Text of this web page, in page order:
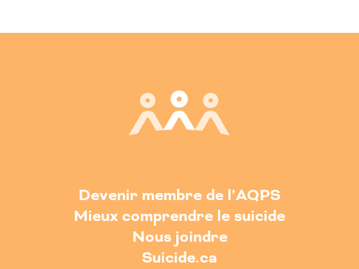
Devenir membre de l’AQPS
Mieux comprendre le suicide
Nous joindre
Suicide.ca